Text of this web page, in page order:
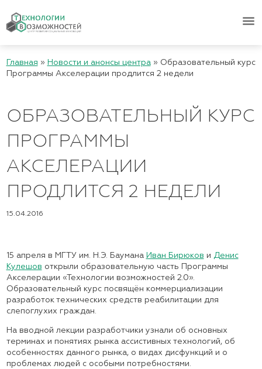
menu
Главная » Новости и анонсы центра» Образовательный курс
Программы Акселерации продлится 2 недели
ОБРАЗОВАТЕЛЬНЫЙ КУРС
ПРОГРАММЫ
АКСЕЛЕРАЦИИ
ПРОДЛИТСЯ 2 НЕДЕЛИ
15.04.2016
15 апреля в МГТУ им. Н.Э. Баумана Иван Бирюков и Денис
Кулешов открыли образовательную часть Программы
Акселерации «Технологии возможностей 2.0».
Образовательный курс посвящён коммерциализации
разработок технических средств реабилитации для
слепоглухих граждан.
На вводной лекции разработчики узнали об основных
терминах и понятиях рынка ассистивных технологий, об
особенностях данного рынка, о видах дисфункций и о
проблемах людей с особыми потребностями.